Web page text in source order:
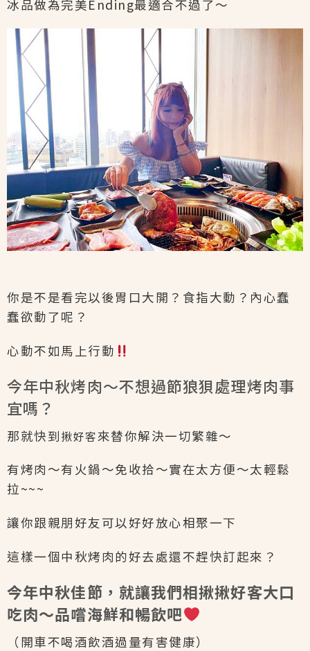
冰品做為完美Ending最適合不過了～
你是不是看完以後胃口大開？食指大動？內心蠢
蠢欲動了呢？
心動不如馬上行動
今年中秋烤肉～不想過節狼狽處理烤肉事
宜嗎？
那就快到揪好客來替你解決一切繁雜～
有烤肉～有火鍋～免收拾～實在太方便～太輕鬆
拉~~~
讓你跟親朋好友可以好好放心相聚一下
這樣一個中秋烤肉的好去處還不趕快訂起來？
今年中秋佳節，就讓我們相揪揪好客大口
吃肉～品嚐海鮮和暢飲吧
（開車不喝酒飲酒過量有害健康）